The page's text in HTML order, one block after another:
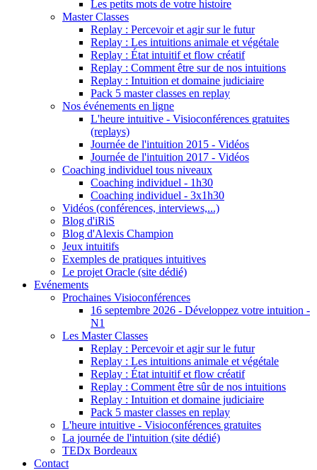
Les petits mots de votre histoire
Master Classes
Replay : Percevoir et agir sur le futur
Replay : Les intuitions animale et végétale
Replay : État intuitif et flow créatif
Replay : Comment être sur de nos intuitions
Replay : Intuition et domaine judiciaire
Pack 5 master classes en replay
Nos événements en ligne
L'heure intuitive - Visioconférences gratuites
(replays)
Journée de l'intuition 2015 - Vidéos
Journée de l'intuition 2017 - Vidéos
Coaching individuel tous niveaux
Coaching individuel - 1h30
Coaching individuel - 3x1h30
Vidéos (conférences, interviews,...)
Blog d'iRiS
Blog d'Alexis Champion
Jeux intuitifs
Exemples de pratiques intuitives
Le projet Oracle (site dédié)
Evénements
Prochaines Visioconférences
16 septembre 2026 - Développez votre intuition -
N1
Les Master Classes
Replay : Percevoir et agir sur le futur
Replay : Les intuitions animale et végétale
Replay : État intuitif et flow créatif
Replay : Comment être sûr de nos intuitions
Replay : Intuition et domaine judiciaire
Pack 5 master classes en replay
L'heure intuitive - Visioconférences gratuites
La journée de l'intuition (site dédié)
TEDx Bordeaux
Contact